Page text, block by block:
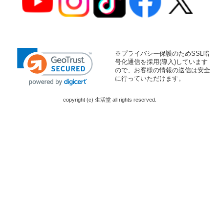
※プライバシー保護のためSSL暗
号化通信を採用(導入)しています
ので、お客様の情報の送信は安全
に行っていただけます。
copyright (c) 生活堂 all rights reserved.